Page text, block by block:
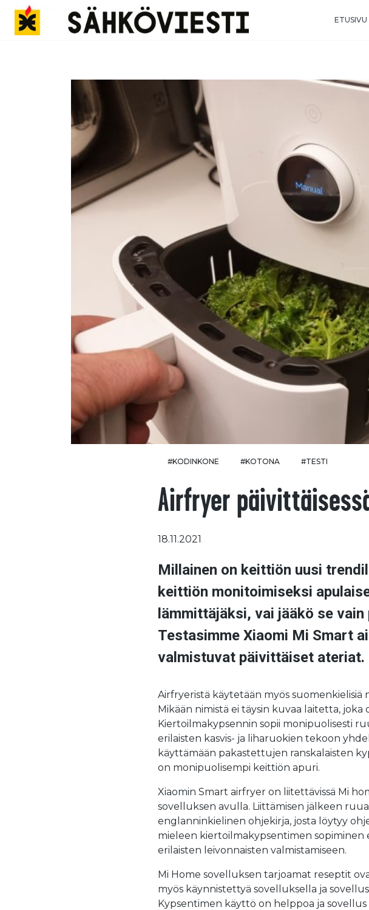
ETUSIVU
#KODINKONE #KOTONA #TESTI
Airfryer
18.11.2021
Millainen on keittiön uusi
keittiön monitoimiseksi
lämmittäjäksi, vai jääkö se
Testasimme Xiaomi Mi Smart
valmistuvat päivittäiset ateriat.
Airfryeristä käytetään myös
Mikään nimistä ei täysin kuvaa laitetta,
Kiertoilmakypsennin sopii monipuolisesti
erilaisten kasvis- ja liharuokien tekoon
käyttämään pakastettujen ranskalaisten
on monipuolisempi keittiön apuri.
Xiaomin Smart airfryer on liitettävissä Mi
sovelluksen avulla. Liittämisen jälkeen
englanninkielinen ohjekirja, josta löytyy
mieleen kiertoilmakypsentimen sopiminen
erilaisten leivonnaisten valmistamiseen.
Mi Home sovelluksen tarjoamat reseptit
myös käynnistettyä sovelluksella ja
Kypsentimen käyttö on helppoa ja